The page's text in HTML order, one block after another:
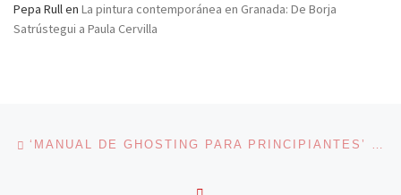
Pepa Rullen La pintura contemporánea en Granada: De Borja
Satrústegui a Paula Cervilla
Navegación de entradas ‘MANUAL DE GHOSTING PARA PRINCIPIANTES’ O CÓMO LA FUERZA DEL AMOR LO PUEDE TODO